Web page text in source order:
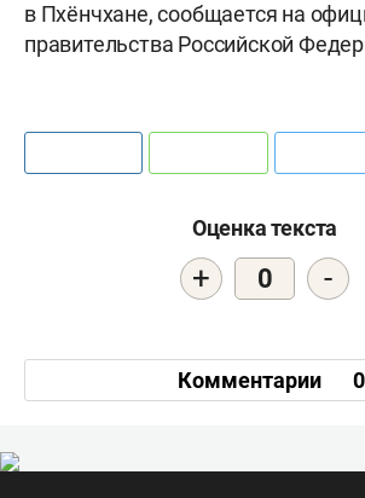
в Пхёнчхане, сообщается на
правительства Российской
Оценка текста
+ 0 -
Комментарии 0